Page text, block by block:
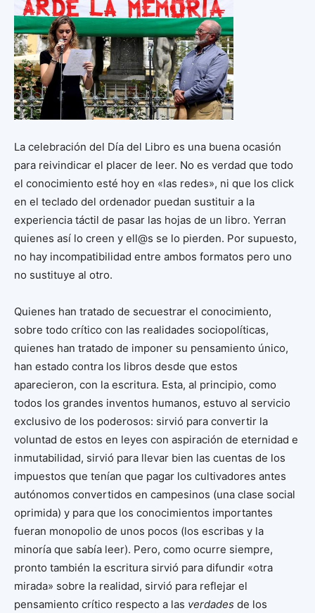
La celebración del Día del Libro es una buena ocasión
para reivindicar el placer de leer. No es verdad que todo
el conocimiento esté hoy en «las redes», ni que los click
en el teclado del ordenador puedan sustituir a la
experiencia táctil de pasar las hojas de un libro. Yerran
quienes así lo creen y ell@s se lo pierden. Por supuesto,
no hay incompatibilidad entre ambos formatos pero uno
no sustituye al otro.
Quienes han tratado de secuestrar el conocimiento,
sobre todo crítico con las realidades sociopolíticas,
quienes han tratado de imponer su pensamiento único,
han estado contra los libros desde que estos
aparecieron, con la escritura. Esta, al principio, como
todos los grandes inventos humanos, estuvo al servicio
exclusivo de los poderosos: sirvió para convertir la
voluntad de estos en leyes con aspiración de eternidad e
inmutabilidad, sirvió para llevar bien las cuentas de los
impuestos que tenían que pagar los cultivadores antes
autónomos convertidos en campesinos (una clase social
oprimida) y para que los conocimientos importantes
fueran monopolio de unos pocos (los escribas y la
minoría que sabía leer). Pero, como ocurre siempre,
pronto también la escritura sirvió para difundir «otra
mirada» sobre la realidad, sirvió para reflejar el
pensamiento crítico respecto a las verdades de los